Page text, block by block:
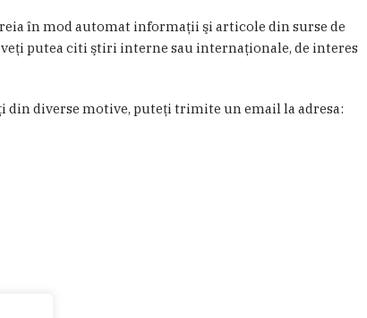
în mod automat informaţii şi articole din surse de
putea citi ştiri interne sau internaţionale, de interes
din diverse motive, puteţi trimite un email la adresa: